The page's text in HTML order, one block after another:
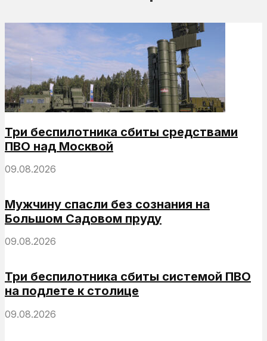
Три беспилотника сбиты средствами
ПВО над Москвой
09.08.2026
Мужчину спасли без сознания на
Большом Садовом пруду
09.08.2026
Три беспилотника сбиты системой ПВО
на подлете к столице
09.08.2026